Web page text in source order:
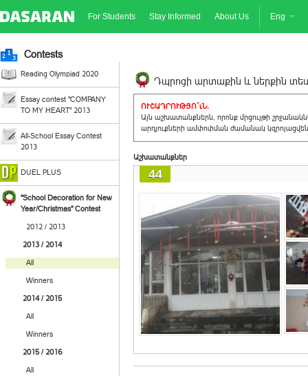
For Students Stay Informed About Us Eng
Contests
Reading Olympiad 2020
Essay contest "COMPANY
TO MY HEART" 2013
All-School Essay Contest
2013
DUEL PLUS
"School Decoration for New
Year/Christmas" Contest
2012 / 2013
2013 / 2014
All
Winners
2014 / 2015
All
Winners
2015 / 2016
All
Դպրոցի արտաքին և ներքին
ՈՒՇԱԴՐՈՒԹՅՈ´ւՆ.
Այն աշխատանքներն, որոնք մրցույթի
արդյուքների ամփոփման ժամանակ
Աշխատանքներ
44